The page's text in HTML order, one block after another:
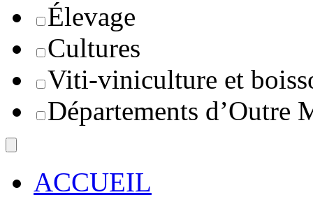
Élevage
Cultures
Viti-viniculture et
Départements d’Outre
ACCUEIL